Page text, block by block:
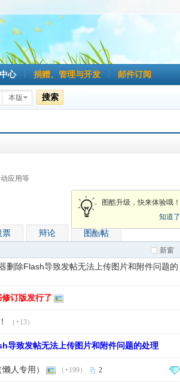
心 捐赠、管理与开发 邮件订阅
本版 搜索
应用等
票 辩论
图酷升级，快来体验哦！
知道了
图酷帖
新窗
删除Flash导致发帖无法上传图片和附件问题的
订版发行了
（+13）
导致发帖无法上传图片和附件问题的处理
人专用） （+199） 2